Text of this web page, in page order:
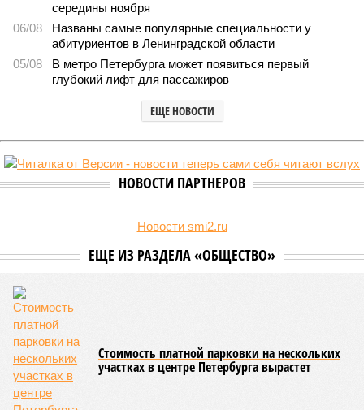
середины ноября
06/08
Названы самые популярные специальности у
абитуриентов в Ленинградской области
05/08
В метро Петербурга может появиться первый
глубокий лифт для пассажиров
ЕЩЕ НОВОСТИ
НОВОСТИ ПАРТНЕРОВ
Новости smi2.ru
ЕЩЕ ИЗ РАЗДЕЛА «ОБЩЕСТВО»
Стоимость платной парковки на нескольких
участках в центре Петербурга вырастет